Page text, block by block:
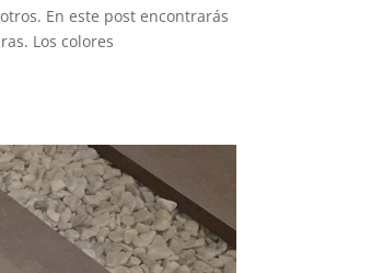
En este post encontrarás
Los colores